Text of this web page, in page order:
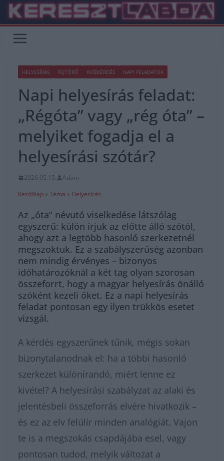
Skip
content
HELYESÍRÁS FEJTÖRŐ KVÍZKÉRDÉS NAPI FELADATOK
Napi helyesírás feladat:
„Régóta” vagy „rég óta” –
melyiket fogadja el a
helyesírási szótár?
2026.05.15.
Adam
Kezdőlap » Téma » Helyesírás
Az „óta” névutó viselkedése látszólag
egyszerű: külön írjuk az előtte álló szótól,
ahogy azt a legtöbb hasonló szerkezetnél
megszoktuk. Ez a szabályszerűség azonban
nem mindig érvényes – bizonyos
időhatározóknál a két tag olyan szorosan
összeforrt, hogy a magyar helyesírás önálló
szóként kezeli őket. Ez a napi helyesírás
feladat pontosan egy ilyen trükkös esetet
vizsgál.
A kérdés egyszerűnek tűnik, mégis sokan
bizonytalanodnak el: ha a többi hasonló
szerkezet különírandó, miért lenne ez
kivétel? A helyesírási szabályzat az alaki és
jelentésbeli összeforrás elvére hivatkozik –
és ez az elv felülír minden analógiát. Vajon
te is a megszokás csapdájába esel, vagy
pontosan tudod, melyik változat a